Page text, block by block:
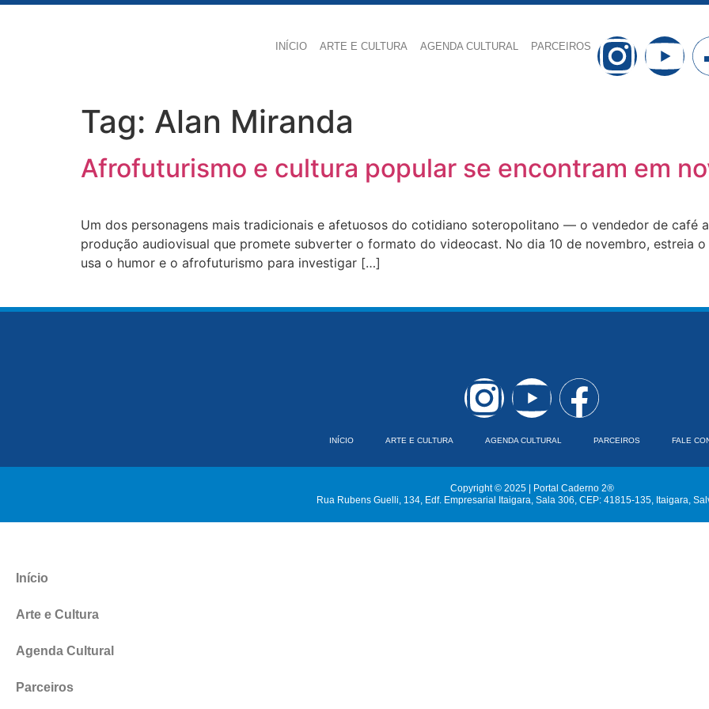
INÍCIO ARTE E CULTURA AGENDA CULTURAL PARCEIROS
Tag: Alan Miranda
Afrofuturismo e cultura popular se encontram em
Um dos personagens mais tradicionais e afetuosos do cotidiano soteropolitano — o vendedor de café
produção audiovisual que promete subverter o formato do videocast. No dia 10 de novembro, estreia o
usa o humor e o afrofuturismo para investigar […]
INÍCIO ARTE E CULTURA AGENDA CULTURAL PARCEIROS FALE
Copyright © 2025 | Portal Caderno 2®
Rua Rubens Guelli, 134, Edf. Empresarial Itaigara, Sala 306, CEP: 41815-135, Itaigara,
Início
Arte e Cultura
Agenda Cultural
Parceiros